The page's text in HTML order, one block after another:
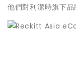
他們對利潔時旗下品